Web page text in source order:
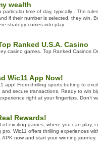
wealth
time of day, typically . The
if their number is selected, they win.
strategy comes into play.
Ranked U.S.A. Casino
casino games. Top Ranked Casinos
Wic11 App Now!
app! From thrilling sports betting to
secure transactions. Ready to win
right at your fingertips. Don’t
Rewards!
exciting games, where you can play,
Wic11 offers thrilling experiences
now and start your winning